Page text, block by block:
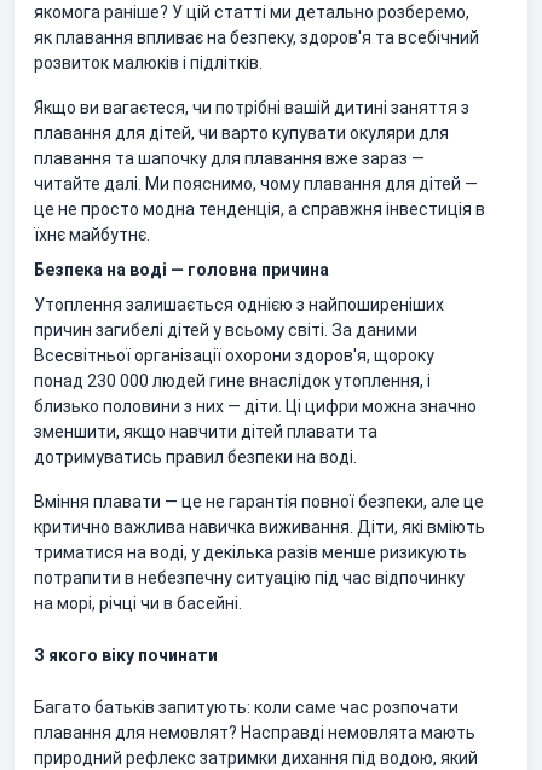
якомога раніше? У цій статті ми детально розберемо,
як плавання впливає на безпеку, здоров'я та всебічний
розвиток малюків і підлітків.
Якщо ви вагаєтеся, чи потрібні вашій дитині заняття з
плавання для дітей, чи варто купувати окуляри для
плавання та шапочку для плавання вже зараз —
читайте далі. Ми пояснимо, чому плавання для дітей —
це не просто модна тенденція, а справжня інвестиція в
їхнє майбутнє.
Безпека на воді — головна причина
Утоплення залишається однією з найпоширеніших
причин загибелі дітей у всьому світі. За даними
Всесвітньої організації охорони здоров'я, щороку
понад 230 000 людей гине внаслідок утоплення, і
близько половини з них — діти. Ці цифри можна значно
зменшити, якщо навчити дітей плавати та
дотримуватись правил безпеки на воді.
Вміння плавати — це не гарантія повної безпеки, але це
критично важлива навичка виживання. Діти, які вміють
триматися на воді, у декілька разів менше ризикують
потрапити в небезпечну ситуацію під час відпочинку
на морі, річці чи в басейні.
З якого віку починати
Багато батьків запитують: коли саме час розпочати
плавання для немовлят? Насправді немовлята мають
природний рефлекс затримки дихання під водою, який